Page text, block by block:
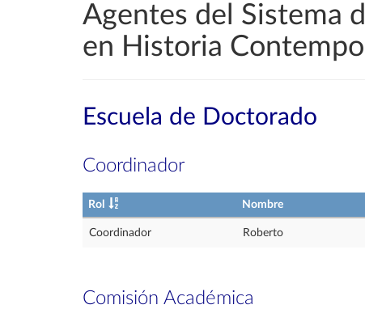
Agentes del Sistema
en Historia
Escuela de Doctorado
Coordinador
Rol Nombre
Coordinador Roberto
Comisión Académica